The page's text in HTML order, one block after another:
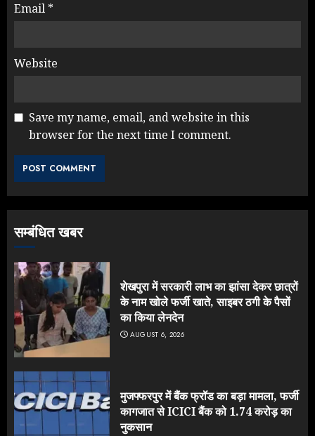
Email *
Website
Save my name, email, and website in this
browser for the next time I comment.
सम्बंधित खबर
शेखपुरा में सरकारी लाभ का झांसा देकर छात्रों
के नाम खोले फर्जी खाते, साइबर ठगी के पैसों
का किया लेनदेन
AUGUST 6, 2026
मुजफ्फरपुर में बैंक फ्रॉड का बड़ा मामला, फर्जी
कागजात से ICICI बैंक को 1.74 करोड़ का
नुकसान